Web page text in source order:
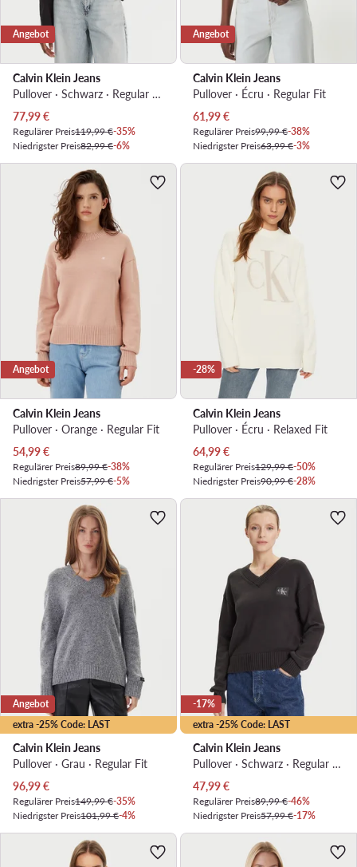
Angebot
Calvin Klein Jeans
Pullover · Schwarz · Regular Fit
Aktueller Preis
77,99€
Regulärer Preis119,99 €-35%
Niedrigster Preis82,99 €-6%
Angebot
Calvin Klein Jeans
Pullover · Écru · Regular Fit
Aktueller Preis
61,99€
Regulärer Preis99,99 €-38%
Niedrigster Preis63,99 €-3%
Angebot
Calvin Klein Jeans
Pullover · Orange · Regular Fit
Aktueller Preis
54,99€
Regulärer Preis89,99 €-38%
Niedrigster Preis57,99 €-5%
-28%
Calvin Klein Jeans
Pullover · Écru · Relaxed Fit
Aktueller Preis
64,99€
Regulärer Preis129,99 €-50%
Niedrigster Preis90,99 €-28%
extra -25% Code: LAST
Angebot
Calvin Klein Jeans
Pullover · Grau · Regular Fit
Aktueller Preis
96,99€
Regulärer Preis149,99 €-35%
Niedrigster Preis101,99 €-4%
extra -25% Code: LAST
-17%
Calvin Klein Jeans
Pullover · Schwarz · Regular Fit
Aktueller Preis
47,99€
Regulärer Preis89,99 €-46%
Niedrigster Preis57,99 €-17%